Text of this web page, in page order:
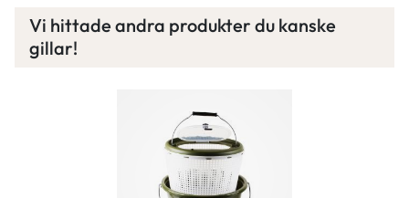
Vi hittade andra produkter du kanske
gillar!